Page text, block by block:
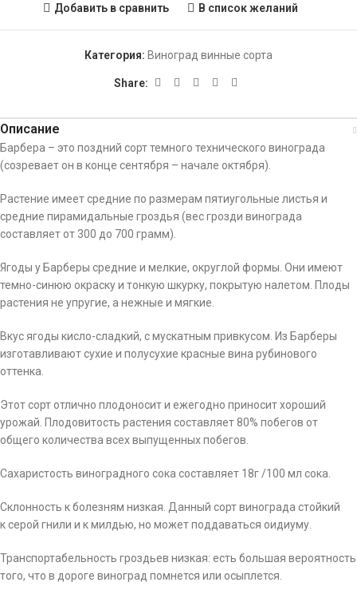
Добавить в сравнить В список желаний
Категория: Виноград винные сорта
Share:
Описание
Барбера – это поздний сорт темного технического винограда
(созревает он в конце сентября – начале октября).
Растение имеет средние по размерам пятиугольные листья и
средние пирамидальные гроздья (вес грозди винограда
составляет от 300 до 700 грамм).
Ягоды у Барберы средние и мелкие, округлой формы. Они имеют
темно-синюю окраску и тонкую шкурку, покрытую налетом. Плоды
растения не упругие, а нежные и мягкие.
Вкус ягоды кисло-сладкий, с мускатным привкусом. Из Барберы
изготавливают сухие и полусухие красные вина рубинового
оттенка.
Этот сорт отлично плодоносит и ежегодно приносит хороший
урожай. Плодовитость растения составляет 80% побегов от
общего количества всех выпущенных побегов.
Сахаристость виноградного сока составляет 18г /100 мл сока.
Склонность к болезням низкая. Данный сорт винограда стойкий
к серой гнили и к милдью, но может поддаваться оидиуму.
Транспортабельность гроздьев низкая: есть большая вероятность
того, что в дороге виноград помнется или осыплется.